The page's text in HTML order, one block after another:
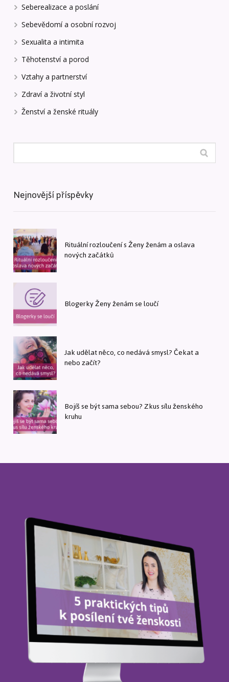
Seberealizace a poslání
Sebevědomí a osobní rozvoj
Sexualita a intimita
Těhotenství a porod
Vztahy a partnerství
Zdraví a životní styl
Ženství a ženské rituály
Nejnovější příspěvky
Rituální rozloučení s Ženy ženám a oslava
nových začátků
Blogerky Ženy ženám se loučí
Jak udělat něco, co nedává smysl? Čekat a
nebo začít?
Bojíš se být sama sebou? Zkus sílu ženského
kruhu